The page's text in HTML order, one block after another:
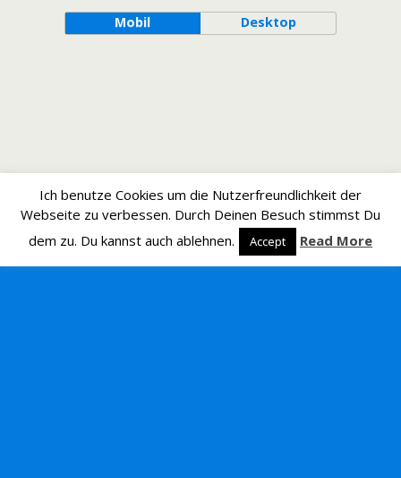
Mobil Desktop
Ich benutze Cookies um die Nutzerfreundlichkeit der
Webseite zu verbessen. Durch Deinen Besuch stimmst Du
dem zu. Du kannst auch ablehnen.
Accept Read More